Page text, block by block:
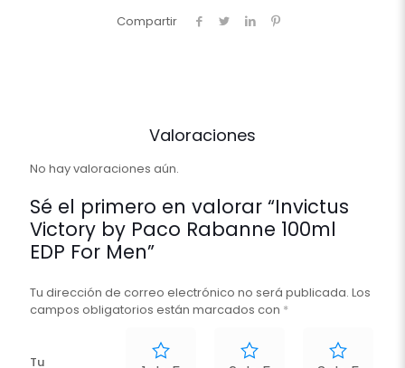
Compartir
Valoraciones
No hay valoraciones aún.
Sé el primero en valorar “Invictus
Victory by Paco Rabanne 100ml
EDP For Men”
Tu dirección de correo electrónico no será publicada. Los
campos obligatorios están marcados con *
Tu